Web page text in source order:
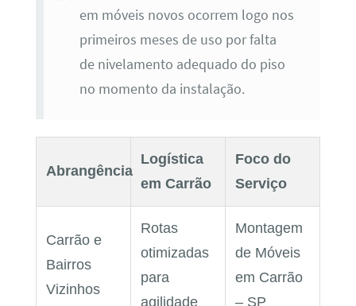
em móveis novos ocorrem logo nos
primeiros meses de uso por falta
de nivelamento adequado do piso
no momento da instalação.
Abrangência
Logística
em Carrão
Foco do
Serviço
Carrão e
Bairros
Vizinhos
Rotas
otimizadas
para
agilidade
Montagem
de Móveis
em Carrão
– SP